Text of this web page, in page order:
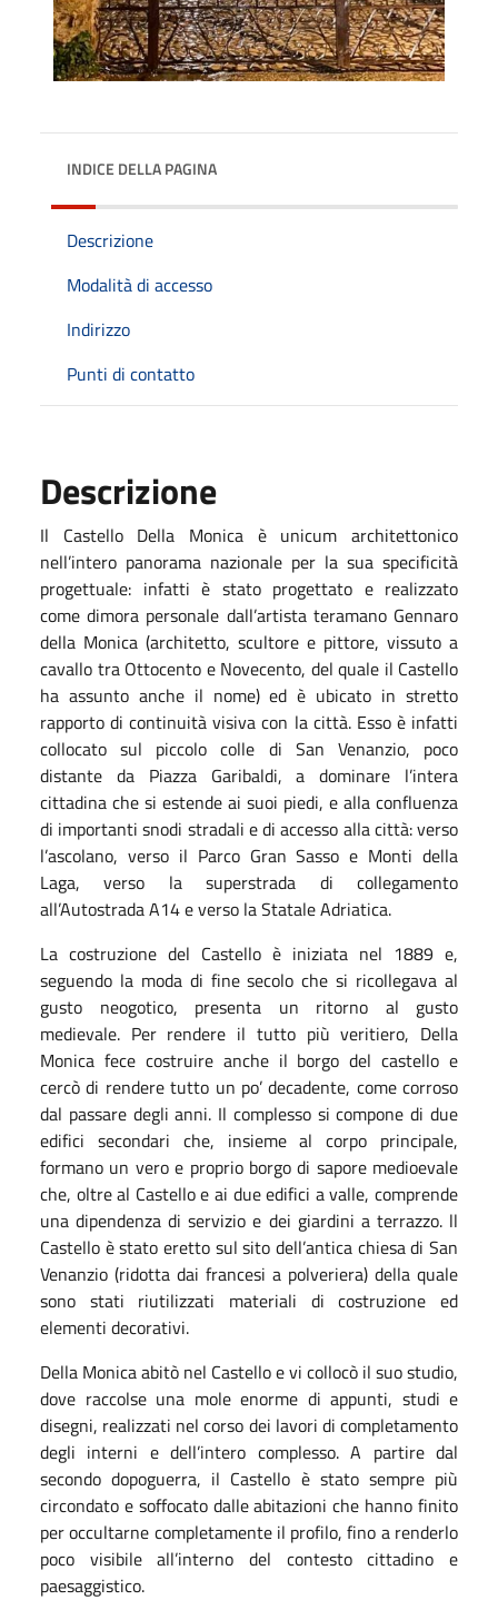
INDICE DELLA PAGINA
Descrizione
Modalità di accesso
Indirizzo
Punti di contatto
Descrizione
Il Castello Della Monica è unicum architettonico
nell’intero panorama nazionale per la sua specificità
progettuale: infatti è stato progettato e realizzato
come dimora personale dall’artista teramano Gennaro
della Monica (architetto, scultore e pittore, vissuto a
cavallo tra Ottocento e Novecento, del quale il Castello
ha assunto anche il nome) ed è ubicato in stretto
rapporto di continuità visiva con la città. Esso è infatti
collocato sul piccolo colle di San Venanzio, poco
distante da Piazza Garibaldi, a dominare l’intera
cittadina che si estende ai suoi piedi, e alla confluenza
di importanti snodi stradali e di accesso alla città: verso
l’ascolano, verso il Parco Gran Sasso e Monti della
Laga, verso la superstrada di collegamento
all’Autostrada A14 e verso la Statale Adriatica.
La costruzione del Castello è iniziata nel 1889 e,
seguendo la moda di fine secolo che si ricollegava al
gusto neogotico, presenta un ritorno al gusto
medievale. Per rendere il tutto più veritiero, Della
Monica fece costruire anche il borgo del castello e
cercò di rendere tutto un po’ decadente, come corroso
dal passare degli anni. Il complesso si compone di due
edifici secondari che, insieme al corpo principale,
formano un vero e proprio borgo di sapore medioevale
che, oltre al Castello e ai due edifici a valle, comprende
una dipendenza di servizio e dei giardini a terrazzo. ll
Castello è stato eretto sul sito dell’antica chiesa di San
Venanzio (ridotta dai francesi a polveriera) della quale
sono stati riutilizzati materiali di costruzione ed
elementi decorativi.
Della Monica abitò nel Castello e vi collocò il suo studio,
dove raccolse una mole enorme di appunti, studi e
disegni, realizzati nel corso dei lavori di completamento
degli interni e dell’intero complesso. A partire dal
secondo dopoguerra, il Castello è stato sempre più
circondato e soffocato dalle abitazioni che hanno finito
per occultarne completamente il profilo, fino a renderlo
poco visibile all’interno del contesto cittadino e
paesaggistico.